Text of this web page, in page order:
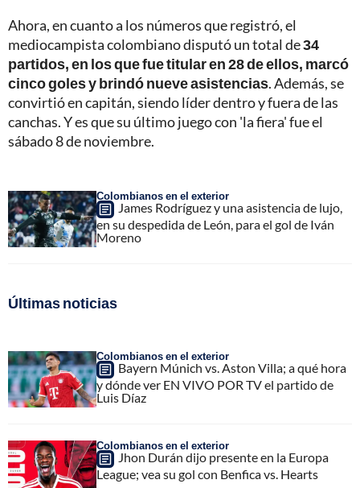
Ahora, en cuanto a los números que registró, el
mediocampista colombiano disputó un total de34
partidos, en los que fue titular en 28 de ellos, marcó
cinco goles y brindó nueve asistencias. Además, se
convirtió en capitán, siendo líder dentro y fuera de las
canchas. Y es que su último juego con 'la fiera' fue el
sábado 8 de noviembre.
Colombianos en el exterior
James Rodríguez y una asistencia de lujo,
en su despedida de León, para el gol de Iván
Moreno
Últimas noticias
Colombianos en el exterior
Bayern Múnich vs. Aston Villa; a qué hora
y dónde ver EN VIVO POR TV el partido de
Luis Díaz
Colombianos en el exterior
Jhon Durán dijo presente en la Europa
League; vea su gol con Benfica vs. Hearts